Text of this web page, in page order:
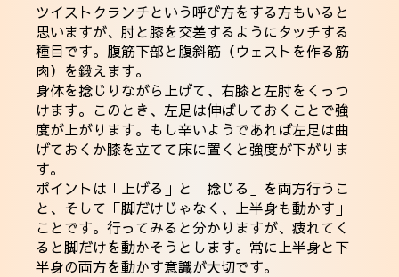
ツイストクランチという呼び方をする方もいると
思いますが、肘と膝を交差するようにタッチする
種目です。腹筋下部と腹斜筋（ウェストを作る筋
肉）を鍛えます。
身体を捻じりながら上げて、右膝と左肘をくっつ
けます。このとき、左足は伸ばしておくことで強
度が上がります。もし辛いようであれば左足は曲
げておくか膝を立てて床に置くと強度が下がりま
す。
ポイントは「上げる」と「捻じる」を両方行うこ
と、そして「脚だけじゃなく、上半身も動かす」
ことです。行ってみると分かりますが、疲れてく
ると脚だけを動かそうとします。常に上半身と下
半身の両方を動かす意識が大切です。